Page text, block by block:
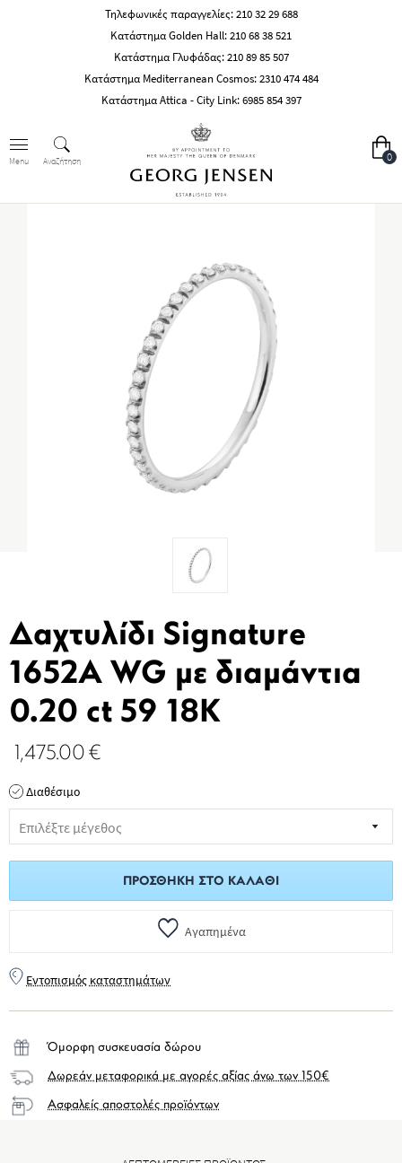
Τηλεφωνικές παραγγελίες:210 32 29 688
Κατάστημα Golden Hall:210 68 38 521
Κατάστημα Γλυφάδας:210 89 85 507
Κατάστημα Mediterranean Cosmos:2310 474 484
Κατάστημα Attica - City Link:6985 854 397
Menu Αναζήτηση 0
Δαχτυλίδι Signature
1652A WG με διαμάντια
0.20 ct 59 18K
1,475.00 €
Διαθέσιμο
ΠΡΟΣΘΉΚΗ ΣΤΟ ΚΑΛΆΘΙ
Αγαπημένα
Εντοπισμός καταστημάτων
Όμορφη συσκευασία δώρου
Δωρεάν μεταφορικά με αγορές αξίας άνω των 150€
Ασφαλείς αποστολές προϊόντων